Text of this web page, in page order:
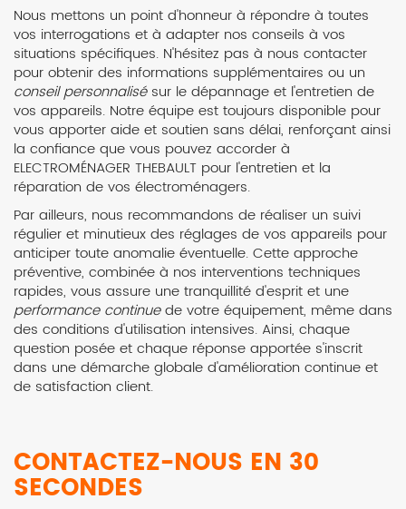
Nous mettons un point d'honneur à répondre à toutes
vos interrogations et à adapter nos conseils à vos
situations spécifiques. N'hésitez pas à nous contacter
pour obtenir des informations supplémentaires ou un
conseil personnalisésur le dépannage et l'entretien de
vos appareils. Notre équipe est toujours disponible pour
vous apporter aide et soutien sans délai, renforçant ainsi
la confiance que vous pouvez accorder à
ELECTROMÉNAGER THEBAULT pour l'entretien et la
réparation de vos électroménagers.
Par ailleurs, nous recommandons de réaliser un suivi
régulier et minutieux des réglages de vos appareils pour
anticiper toute anomalie éventuelle. Cette approche
préventive, combinée à nos interventions techniques
rapides, vous assure une tranquillité d'esprit et une
performance continuede votre équipement, même dans
des conditions d'utilisation intensives. Ainsi, chaque
question posée et chaque réponse apportée s'inscrit
dans une démarche globale d'amélioration continue et
de satisfaction client.
CONTACTEZ-NOUS EN 30
SECONDES